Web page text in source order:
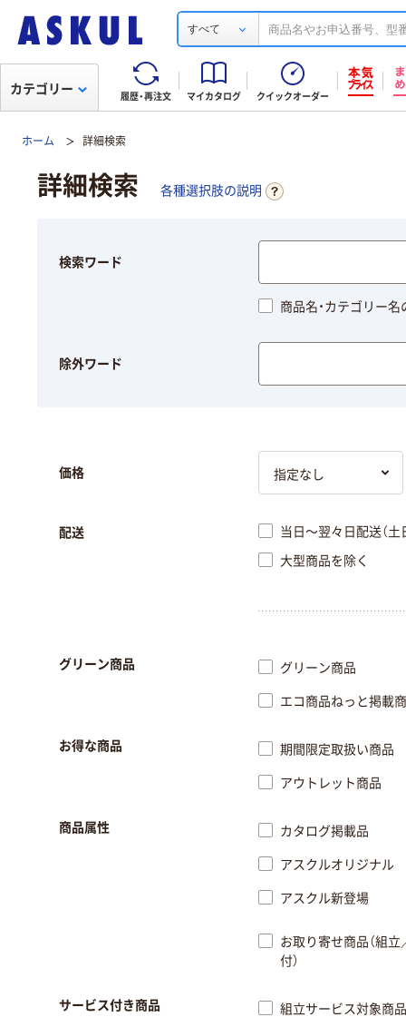
すべて
履歴・再注文 マイカタログ クイックオーダー
カテゴリー
ホーム 詳細検索
詳細検索 各種選択肢の説明
検索ワード
商品名・カテゴリー
除外ワード
価格
配送
当日～翌々日配送（
大型商品を除く
グリーン商品 グリーン商品
エコ商品ねっと掲載
お得な商品 期間限定取扱い商品
アウトレット商品
商品属性 カタログ掲載品
アスクルオリジナル
アスクル新登場
お取り寄せ商品（組立
付）
サービス付き商品 組立サービス対象商品